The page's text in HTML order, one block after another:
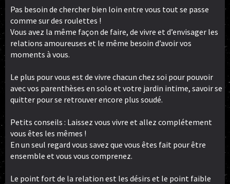
Pas besoin de chercher bien loin entre vous tout se passe
comme sur des roulettes !
Vous avez la même façon de faire, de vivre et d’envisager les
relations amoureuses et le même besoin d’avoir vos
moments à vous.
Le plus pour vous est de vivre chacun chez soi pour pouvoir
avec vos parenthèses en solo et votre jardin intime, savoir se
quitter pour se retrouver encore plus soudé.
Petits conseils : Laissez vous vivre et allez complétement
vous êtes les mêmes !
En un seul regard vous savez que vous êtes fait pour être
ensemble et vous vous comprenez.
Le point fort de la relation est les désirs et le point faible